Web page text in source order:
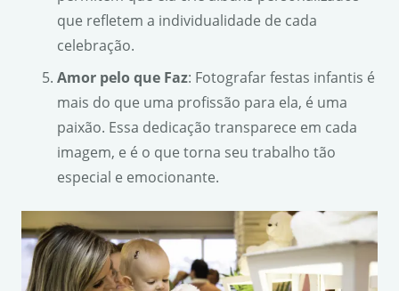
que refletem a individualidade de cada
celebração.
Amor pelo que Faz: Fotografar festas infantis é
mais do que uma profissão para ela, é uma
paixão. Essa dedicação transparece em cada
imagem, e é o que torna seu trabalho tão
especial e emocionante.